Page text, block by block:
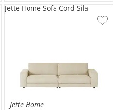
Jette Home
Jette Home Sofa Cord Sila